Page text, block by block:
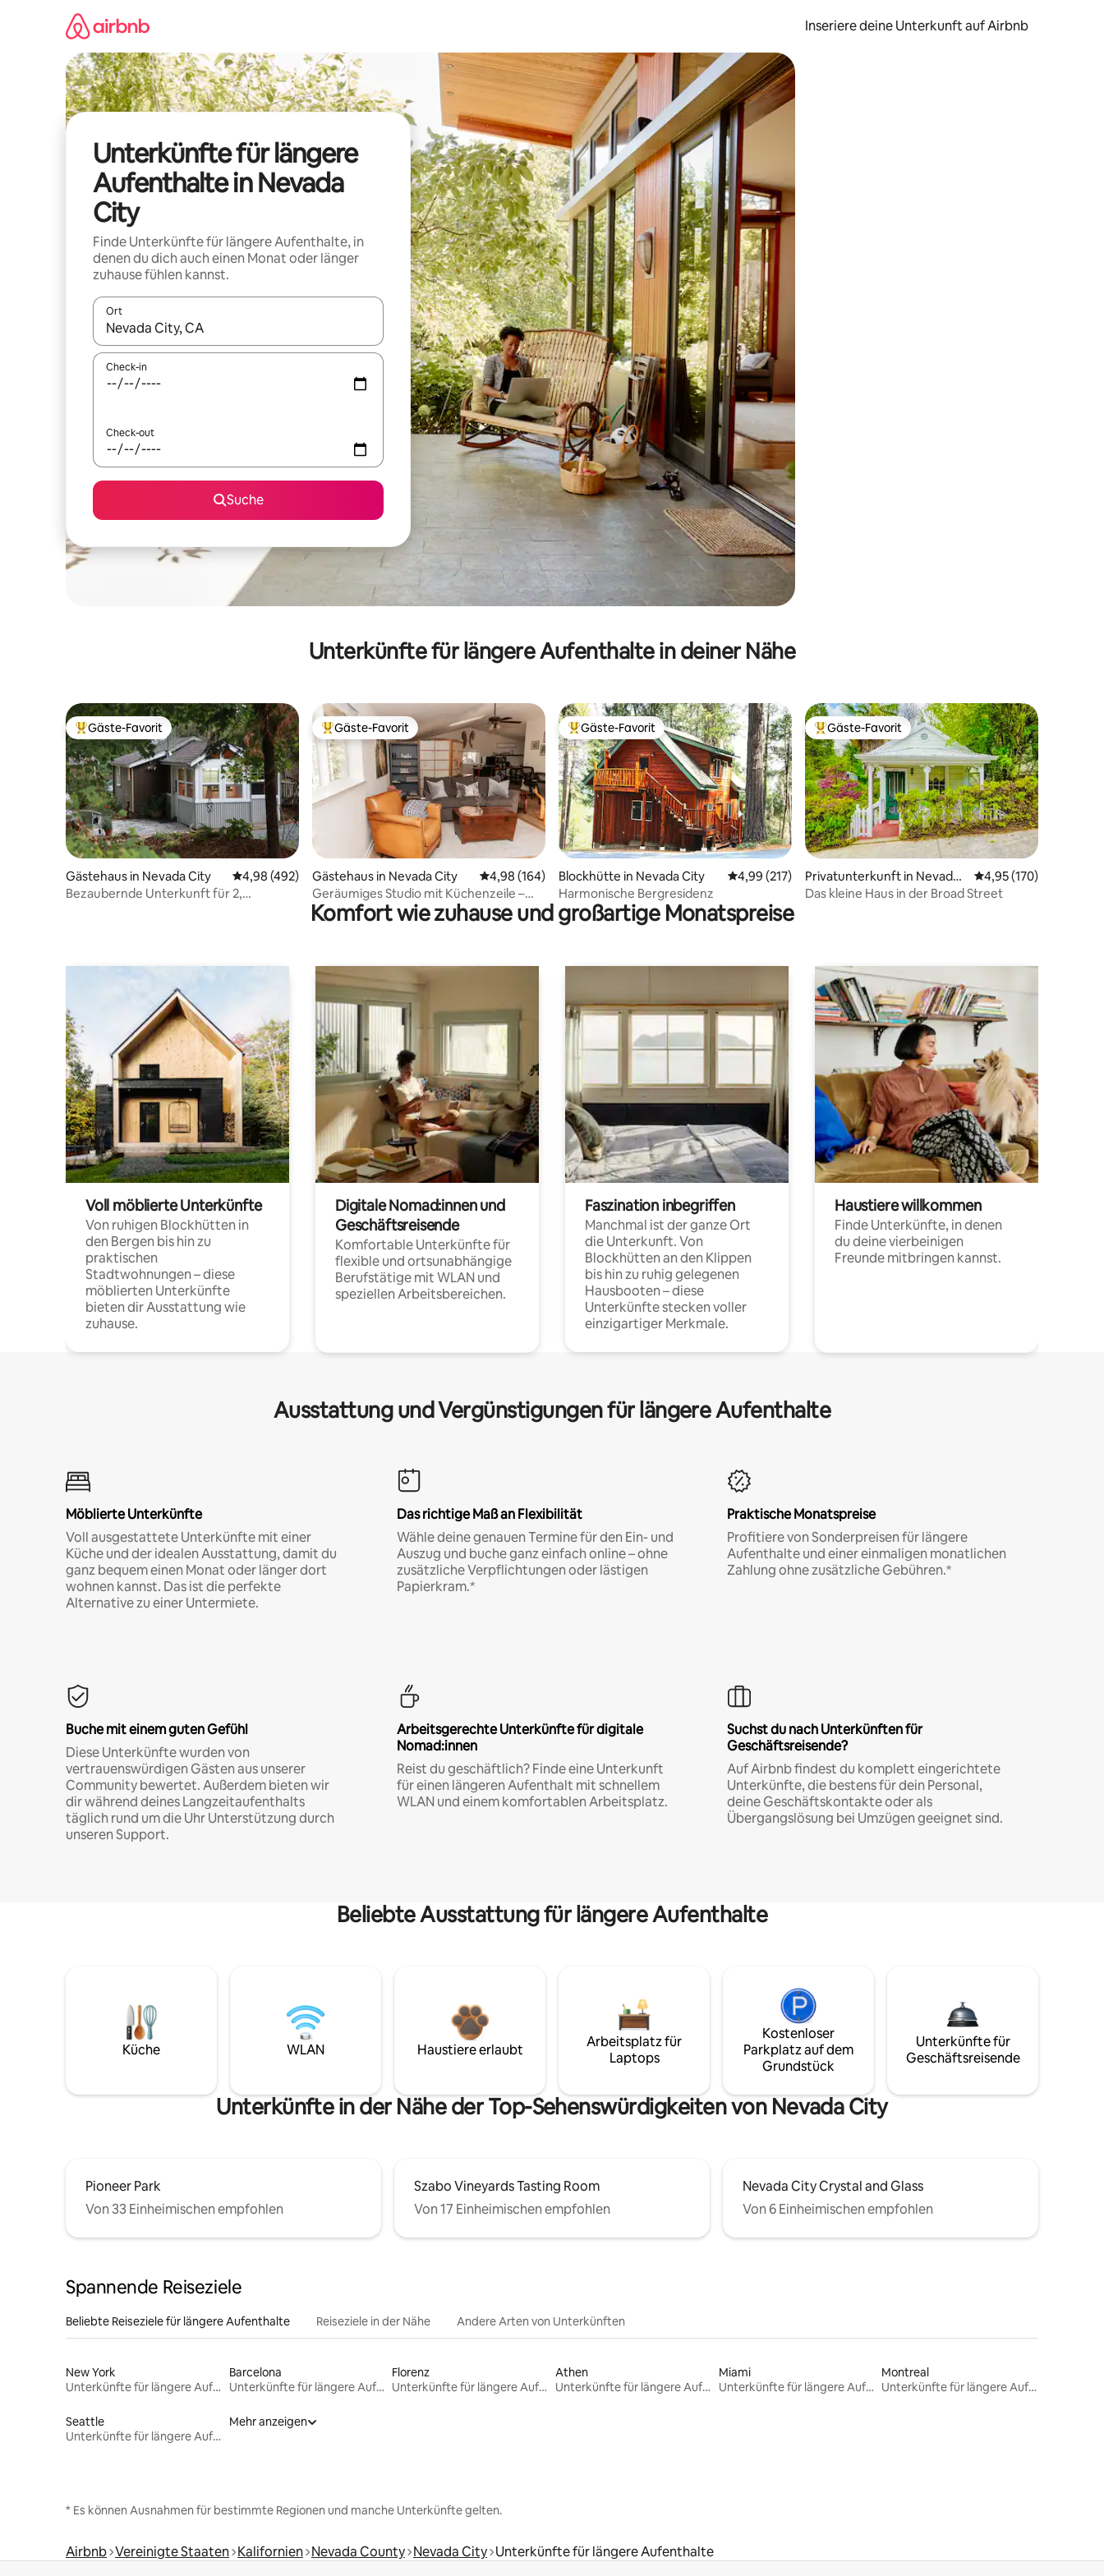
Inseriere deine Unterkunft auf Airbnb
Unterkünfte für längere
Aufenthalte in Nevada
City
Finde Unterkünfte für längere Aufenthalte, in
denen du dich auch einen Monat oder länger
zuhause fühlen kannst.
Ort
Wenn Ergebnisse verfügbar sind, navigiere mit den Pfeiltasten nach oben und unten oder erkunde die Ergebnisse durch Berühren oder Wischgesten.
Check-in
Check-out
Suche
Unterkünfte für längere Aufenthalte in deiner Nähe
Beliebter Gäste-Favorit.
Gäste-Favorit
Gästehaus in Nevada City Durchschnittliche Bewertung: 4,98 von 5, 492 Bewertungen
4,98 (492)
Bezaubernde Unterkunft für 2,
Beliebter Gäste-Favorit.
Gäste-Favorit
Gästehaus in Nevada City Durchschnittliche Bewertung: 4,98 von 5, 164 Bewertungen
4,98 (164)
Geräumiges Studio mit Küchenzeile –
750 Quadratfuß
Beliebter Gäste-Favorit.
Gäste-Favorit
Blockhütte in Nevada City Durchschnittliche Bewertung: 4,99 von 5, 217 Bewertungen
4,99 (217)
Harmonische Bergresidenz
Beliebter Gäste-Favorit.
Gäste-Favorit
Privatunterkunft in Nevada
City
Durchschnittliche
4,95 (170)
Das kleine Haus in der Broad Street
Komfort wie zuhause und großartige Monatspreise
Voll möblierte Unterkünfte
Von ruhigen Blockhütten in
den Bergen bis hin zu
praktischen
Stadtwohnungen – diese
möblierten Unterkünfte
bieten dir Ausstattung wie
zuhause.
Digitale Nomad:innen und
Geschäftsreisende
Komfortable Unterkünfte für
flexible und ortsunabhängige
Berufstätige mit WLAN und
speziellen Arbeitsbereichen.
Faszination inbegriffen
Manchmal ist der ganze Ort
die Unterkunft. Von
Blockhütten an den Klippen
bis hin zu ruhig gelegenen
Hausbooten – diese
Unterkünfte stecken voller
einzigartiger Merkmale.
Haustiere willkommen
Finde Unterkünfte, in denen
du deine vierbeinigen
Freunde mitbringen kannst.
Ausstattung und Vergünstigungen für längere Aufenthalte
Möblierte Unterkünfte
Voll ausgestattete Unterkünfte mit einer
Küche und der idealen Ausstattung, damit du
ganz bequem einen Monat oder länger dort
wohnen kannst. Das ist die perfekte
Alternative zu einer Untermiete.
Das richtige Maß an Flexibilität
Wähle deine genauen Termine für den Ein- und
Auszug und buche ganz einfach online – ohne
zusätzliche Verpflichtungen oder lästigen
Papierkram.*
Praktische Monatspreise
Profitiere von Sonderpreisen für längere
Aufenthalte und einer einmaligen monatlichen
Zahlung ohne zusätzliche Gebühren.*
Buche mit einem guten Gefühl
Diese Unterkünfte wurden von
vertrauenswürdigen Gästen aus unserer
Community bewertet. Außerdem bieten wir
dir während deines Langzeitaufenthalts
täglich rund um die Uhr Unterstützung durch
unseren Support.
Arbeitsgerechte Unterkünfte für digitale
Nomad:innen
Reist du geschäftlich? Finde eine Unterkunft
für einen längeren Aufenthalt mit schnellem
WLAN und einem komfortablen Arbeitsplatz.
Suchst du nach Unterkünften für
Geschäftsreisende?
Auf Airbnb findest du komplett eingerichtete
Unterkünfte, die bestens für dein Personal,
deine Geschäftskontakte oder als
Übergangslösung bei Umzügen geeignet sind.
Beliebte Ausstattung für längere Aufenthalte
Küche WLAN Haustiere erlaubt
Arbeitsplatz für
Laptops
Kostenloser
Parkplatz auf dem
Grundstück
Unterkünfte für
Geschäftsreisende
Unterkünfte in der Nähe der Top-Sehenswürdigkeiten von Nevada City
Pioneer Park
Von 33 Einheimischen empfohlen
Szabo Vineyards Tasting Room
Von 17 Einheimischen empfohlen
Nevada City Crystal and Glass
Von 6 Einheimischen empfohlen
Spannende Reiseziele
Beliebte Reiseziele für längere Aufenthalte Reiseziele in der Nähe Andere Arten von Unterkünften
New York
Unterkünfte für längere Aufenthalte
Barcelona
Unterkünfte für längere Aufenthalte
Florenz
Unterkünfte für längere Aufenthalte
Athen
Unterkünfte für längere Aufenthalte
Miami
Unterkünfte für längere Aufenthalte
Montreal
Unterkünfte für längere Aufenthalte
Seattle
Unterkünfte für längere Aufenthalte
Mehr anzeigen
* Es können Ausnahmen für bestimmte Regionen und manche Unterkünfte gelten.
Airbnb Vereinigte Staaten Kalifornien Nevada County Nevada City Unterkünfte für längere Aufenthalte